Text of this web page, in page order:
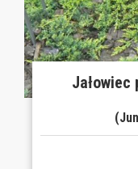
Jałowiec